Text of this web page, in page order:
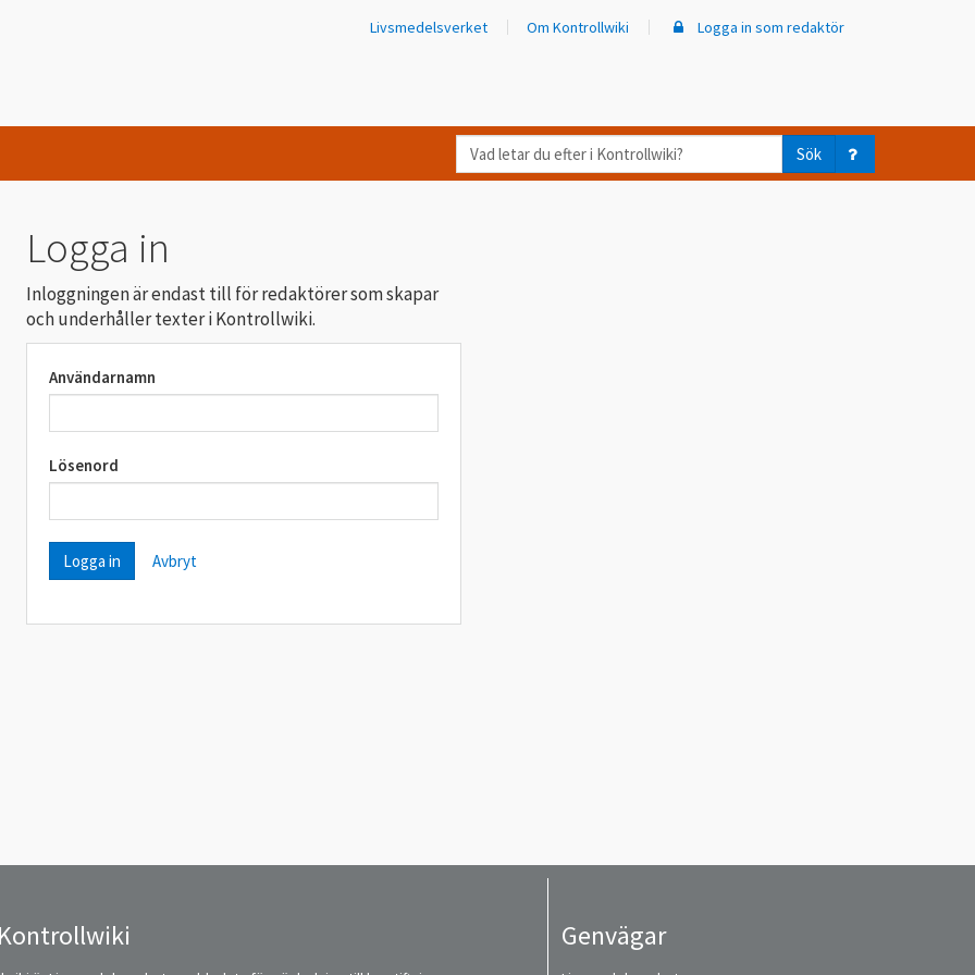
Livsmedelsverket Om Kontrollwiki Logga in som redaktör
Vad
letar
Sök
Logga in
Inloggningen är endast till för redaktörer som skapar
och underhåller texter i Kontrollwiki.
Användarnamn
Lösenord
Avbryt
Genvägar